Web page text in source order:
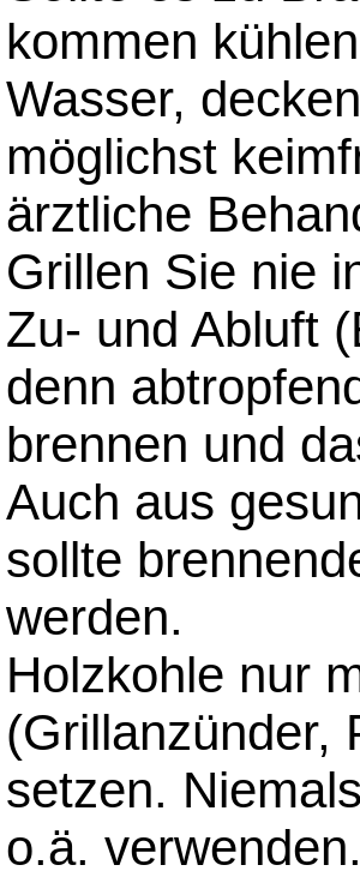
kommen
Wasser,
möglichst
ärztliche
Grillen Sie nie
Zu- und Abluft
denn
brennen und
Auch aus
sollte
werden.
Holzkohle nur
(Grillanzünder,
setzen.
o.ä.